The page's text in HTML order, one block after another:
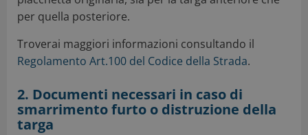
per quella posteriore.
Troverai maggiori informazioni consultando il
Regolamento Art.100 del Codice della Strada.
2. Documenti necessari in caso di
smarrimento furto o distruzione della
targa